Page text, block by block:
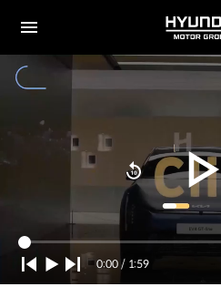
전체
HYUNDAI
MOTOR
GROUP
Current
Time
0:00 / Duration
1:59